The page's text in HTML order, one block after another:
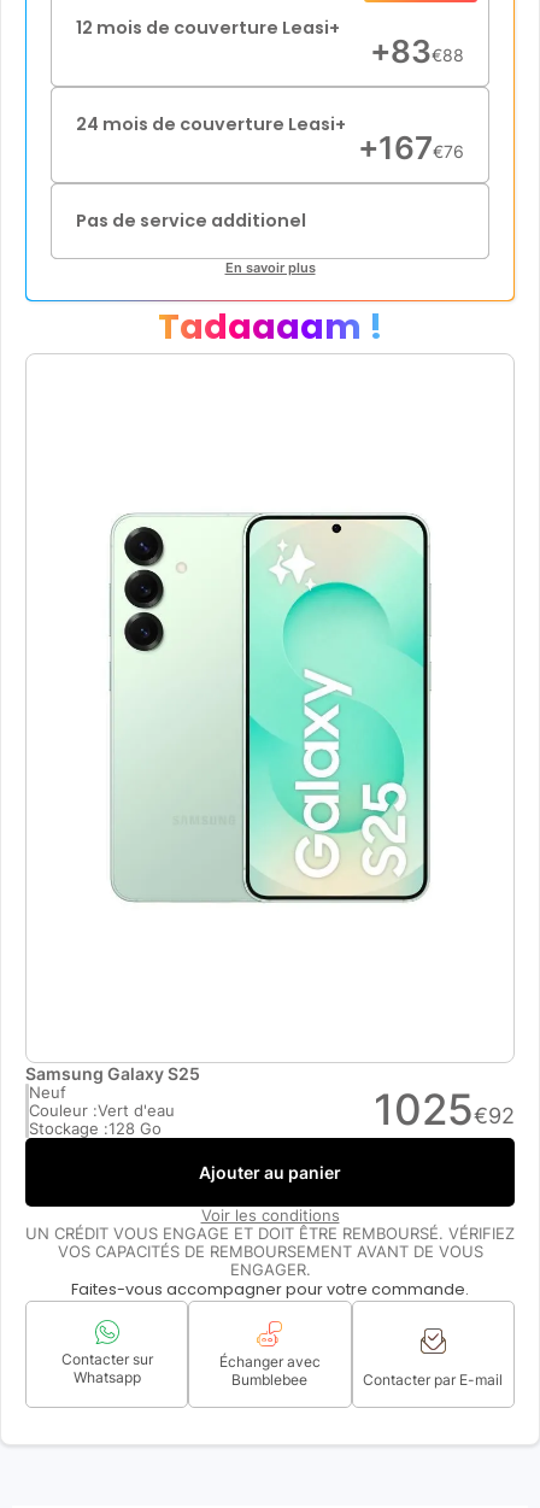
12 mois de couverture Leasi+
+83€88
24 mois de couverture Leasi+
+167€76
Pas de service additionel
En savoir plus
Tadaaaam !
Samsung Galaxy S25
Neuf
Couleur :Vert d'eau
Stockage :128 Go 1025€92
Ajouter au panier
Voir les conditions
UN CRÉDIT VOUS ENGAGE ET DOIT ÊTRE REMBOURSÉ. VÉRIFIEZ
VOS CAPACITÉS DE REMBOURSEMENT AVANT DE VOUS
ENGAGER.
Faites-vous accompagner pour votre commande.
Contacter sur
Whatsapp
Échanger avec
Bumblebee
Contacter par E-mail